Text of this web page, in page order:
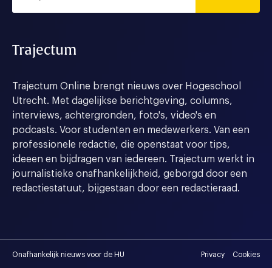
Trajectum
Trajectum Online brengt nieuws over Hogeschool
Utrecht. Met dagelijkse berichtgeving, columns,
interviews, achtergronden, foto's, video's en
podcasts. Voor studenten en medewerkers. Van een
professionele redactie, die openstaat voor tips,
ideeen en bijdragen van iedereen. Trajectum werkt in
journalistieke onafhankelijkheid, geborgd door een
redactiestatuut, bijgestaan door een redactieraad.
Onafhankelijk nieuws voor de HU Privacy Cookies